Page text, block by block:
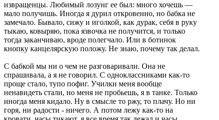
извращенцы. Любимый лозунг ее был: много хочешь —
мало получишь. Иногда я дурил откровенно, но бабка не
замечало. Бывало, сижу и иголкой, как дурак, себя в руку
тыкаю, ковыряю, пока язвочка не получится, и только
тогда заканчиваю, вроде полегчало. Или в ботинок
кнопку канцелярскую положу. Не знаю, почему так делал.
С бабкой мы ни о чем не разговаривали. Она не
спрашивала, а я не говорил. С одноклассниками как-то
проще стало, тупо пофиг. Училки меня вообще
ненавидеть стали, но меня не пробьешь, я в танке. Только
иногда меня кидало. Ну в смысле то ржу, то плачу. Но ни
горя, ни радости - ничего. А потом лежу как-то на